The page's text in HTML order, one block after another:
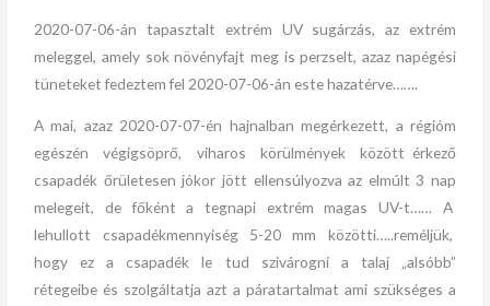
2020-07-06-án tapasztalt extrém UV sugárzás, az extrém
meleggel, amely sok növényfajt meg is perzselt, azaz napégési
tüneteket fedeztem fel 2020-07-06-án este hazatérve…….
A mai, azaz 2020-07-07-én hajnalban megérkezett, a régióm
egészén végigsöprő, viharos körülmények között érkező
csapadék őrületesen jókor jött ellensúlyozva az elmúlt 3 nap
melegeit, de főként a tegnapi extrém magas UV-t…… A
lehullott csapadékmennyiség 5-20 mm közötti…..reméljük,
hogy ez a csapadék le tud szivárogni a talaj „alsóbb”
rétegeibe és szolgáltatja azt a páratartalmat ami szükséges a